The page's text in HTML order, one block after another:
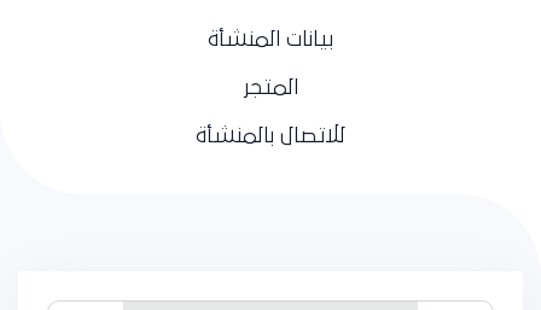
بيانات المنشأة
المتجر
للاتصال بالمنشأة